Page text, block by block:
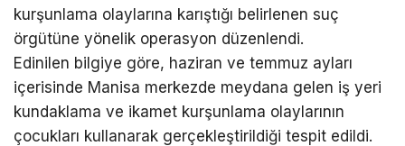
kurşunlama olaylarına karıştığı belirlenen suç
örgütüne yönelik operasyon düzenlendi.
Edinilen bilgiye göre, haziran ve temmuz ayları
içerisinde Manisa merkezde meydana gelen iş yeri
kundaklama ve ikamet kurşunlama olaylarının
çocukları kullanarak gerçekleştirildiği tespit edildi.